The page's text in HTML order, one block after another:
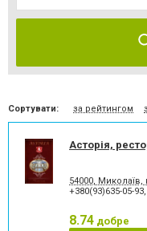
Сортувати: за рейтингом
Асторія,
54000, Миколаїв,
+380(93)635-05-93,
8.74 добре